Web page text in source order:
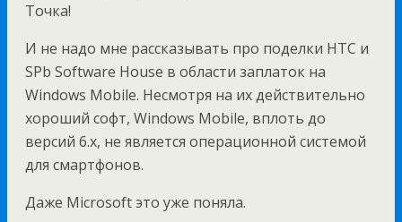
Точка!
И не надо мне рассказывать про поделки HTC и
SPb Software House в области заплаток на
Windows Mobile. Несмотря на их действительно
хороший софт, Windows Mobile, вплоть до
версий 6.х, не является операционной системой
для смартфонов.
Даже Microsoft это уже поняла.